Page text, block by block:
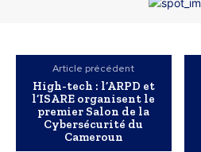
Article précédent
High-tech : l’ARPD et
l’ISARE organisent le
premier Salon de la
Cybersécurité du
Cameroun